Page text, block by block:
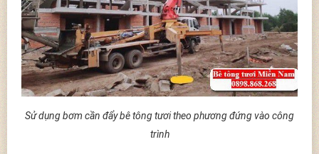
Sử dụng bơm cần đẩy bê tông tươi theo phương đứng vào công
trình